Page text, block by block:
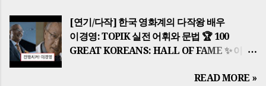
The founding ideology of 'Hongik Ingan'
serves as a spiritual guide for Koreans to
this ...
goes beyond environmental protection;
it is rooted in the global energy crisis and
resource security issues caused by
Korea relies heavily on energy imports,
[연기/다작] 한국 영화계의 다작왕 배우
이경영: TOPIK 실전 어휘와 문법 🏆 100
GREAT KOREANS: HALL OF FAME ✨ 이
일부입니다. 🎬 "진행시켜!" 한국 영화계의
READ MORE »